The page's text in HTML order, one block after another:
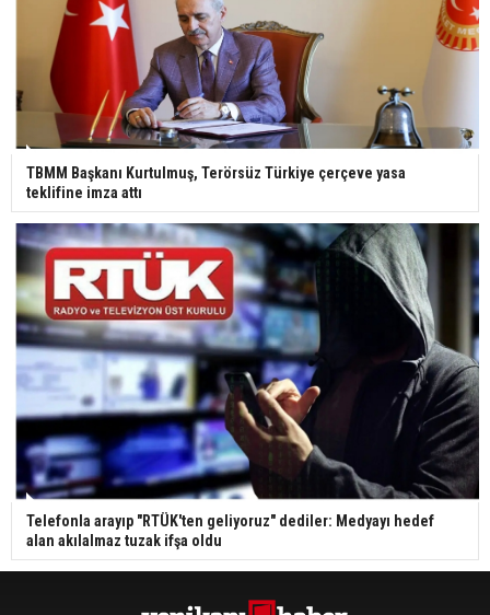
TBMM Başkanı Kurtulmuş, Terörsüz Türkiye çerçeve yasa
teklifine imza attı
Telefonla arayıp "RTÜK'ten geliyoruz" dediler: Medyayı hedef
alan akılalmaz tuzak ifşa oldu